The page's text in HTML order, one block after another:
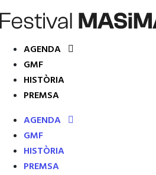
AGENDA
GMF
HISTÒRIA
PREMSA
AGENDA
GMF
HISTÒRIA
PREMSA